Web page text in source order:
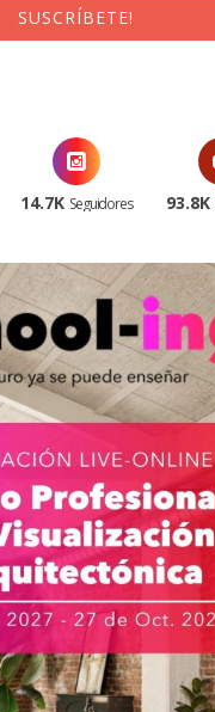
SUSCRÍBETE!
14.7K Seguidores 93.8K